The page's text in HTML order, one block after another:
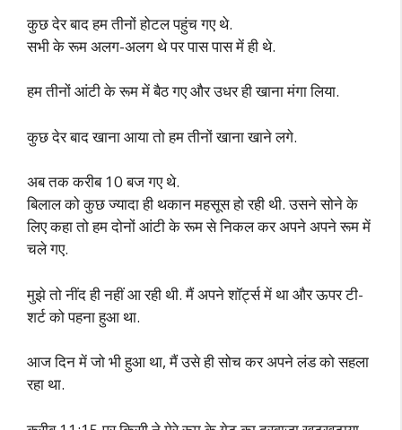
कुछ देर बाद हम तीनों होटल पहुंच गए थे.
सभी के रूम अलग-अलग थे पर पास पास में ही थे.
हम तीनों आंटी के रूम में बैठ गए और उधर ही खाना मंगा लिया.
कुछ देर बाद खाना आया तो हम तीनों खाना खाने लगे.
अब तक करीब 10 बज गए थे.
बिलाल को कुछ ज्यादा ही थकान महसूस हो रही थी. उसने सोने के
लिए कहा तो हम दोनों आंटी के रूम से निकल कर अपने अपने रूम में
चले गए.
मुझे तो नींद ही नहीं आ रही थी. मैं अपने शॉर्ट्स में था और ऊपर टी-
शर्ट को पहना हुआ था.
आज दिन में जो भी हुआ था, मैं उसे ही सोच कर अपने लंड को सहला
रहा था.